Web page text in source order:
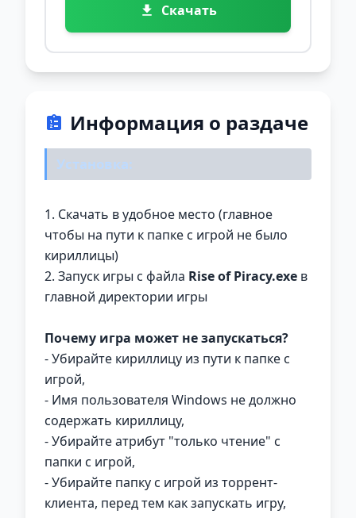
Скачать
Информация о раздаче
Установка:
1. Скачать в удобное место (главное
чтобы на пути к папке с игрой не было
кириллицы)
2. Запуск игры с файла Rise of Piracy.exe в
главной директории игры
Почему игра может не запускаться?
- Убирайте кириллицу из пути к папке с
игрой,
- Имя пользователя Windows не должно
содержать кириллицу,
- Убирайте атрибут "только чтение" с
папки с игрой,
- Убирайте папку с игрой из торрент-
клиента, перед тем как запускать игру,